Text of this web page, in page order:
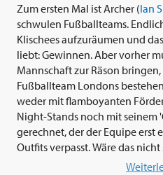
Zum ersten Mal ist Archer (Ian
schwulen Fußballteams.
Klischees aufzuräumen und
liebt: Gewinnen. Aber vorher
Mannschaft zur Räson
Fußballteam Londons
weder mit flamboyanten
Night-Stands noch mit seinem
gerechnet, der der Equipe
Outfits verpasst. Wäre das
ihrem ersten Spiel auf die